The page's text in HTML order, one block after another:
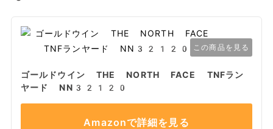
この商品を見る
ゴールドウイン THE NORTH FACE TNFラン
ヤード NN32120
Amazonで詳細を見る